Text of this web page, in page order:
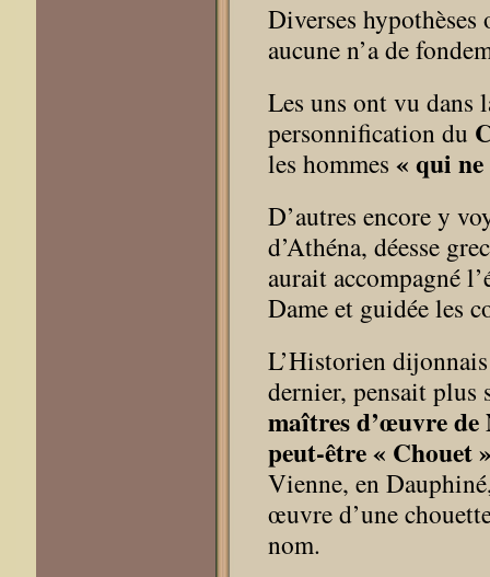
Diverses
aucune n’a de
Les uns ont vu dans
personnification du
les hommes « qui ne
D’autres encore y
d’Athéna, déesse
aurait accompagné
Dame et guidée les
L’Historien
dernier, pensait
maîtres d’œuvre de
peut-être « Chouet
Vienne, en
œuvre d’une
nom.